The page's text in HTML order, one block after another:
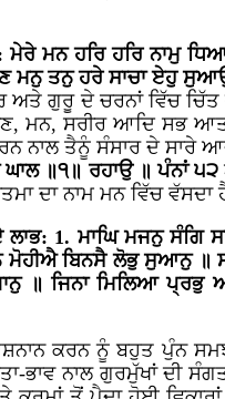
ਮਨ ਹਰਿ ਹਰਿ ਨਾਮੁ
ਮਨੁ ਤਨੁ ਹਰੇ ਸਾਚਾ ਏਹੁ
ਅਤੇ ਗੁਰੂ ਦੇ ਚਰਨਾਂ ਵਿੱਚ
ਮਨ, ਸਰੀਰ ਆਦਿ ਸਭ
ਨਾਲ ਤੈਨੂੰ ਸੰਸਾਰ ਦੇ
ਘਾਲ ॥੧॥ ਰਹਾਉ ॥ ਪੰਨਾਂ ੫੨
ਦਾ ਨਾਮ ਮਨ ਵਿੱਚ
ਲਾਭ: 1. ਮਾਘਿ ਮਜਨੁ ਸੰਗਿ
ਮੋਹੀਐ ਬਿਨਸੈ ਲੋਭੁ ਸੁਆਨੁ
ਮਿਲਿਆ ਪ੍ਰਭੁ
ਕਰਨ ਨੂੰ ਬਹੁਤ ਪੁੰਨ
ਭਾਵ ਨਾਲ ਗੁਰਮੁੱਖਾਂ ਦੀ